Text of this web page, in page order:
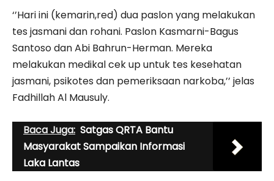
‘’Hari ini (kemarin,red) dua paslon yang melakukan
tes jasmani dan rohani. Paslon Kasmarni-Bagus
Santoso dan Abi Bahrun-Herman. Mereka
melakukan medikal cek up untuk tes kesehatan
jasmani, psikotes dan pemeriksaan narkoba,’’ jelas
Fadhillah Al Mausuly.
Baca Juga: Satgas QRTA Bantu
Masyarakat Sampaikan Informasi
Laka Lantas